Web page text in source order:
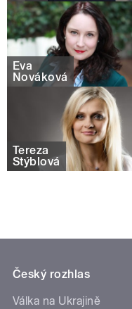
Eva
Nováková
Tereza
Stýblová
Český rozhlas
Válka na Ukrajině